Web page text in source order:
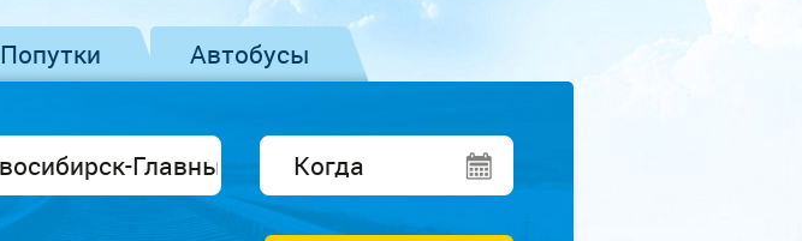
Попутки Автобусы